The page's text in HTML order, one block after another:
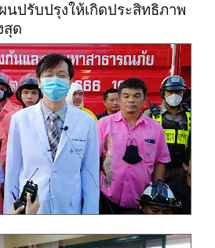
นปรับปรุงให้เกิดประสิทธิภาพ
สุด